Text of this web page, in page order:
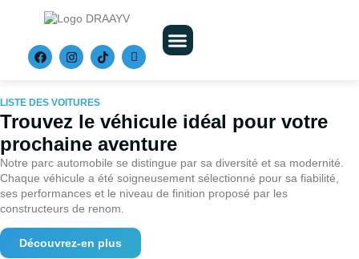
LISTE DES VOITURES
Trouvez le véhicule idéal pour votre
prochaine aventure
Notre parc automobile se distingue par sa diversité et sa modernité.
Chaque véhicule a été soigneusement sélectionné pour sa fiabilité,
ses performances et le niveau de finition proposé par les
constructeurs de renom.
Découvrez-en plus